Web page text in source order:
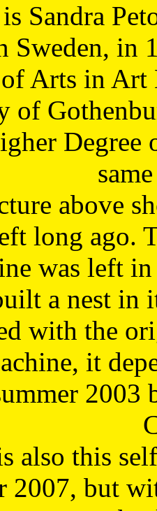
Sandra
Sweden, in
Arts in Art
of
Degree
above
long ago.
was left
a nest in
with the
it
2003
also this
2007, but